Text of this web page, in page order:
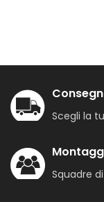
Scegli la
Squadre